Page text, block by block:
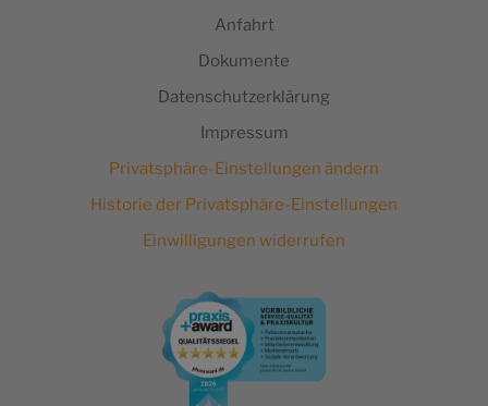
Anfahrt
Dokumente
Datenschutzerklärung
Impressum
Privatsphäre-Einstellungen ändern
Historie der Privatsphäre-Einstellungen
Einwilligungen widerrufen